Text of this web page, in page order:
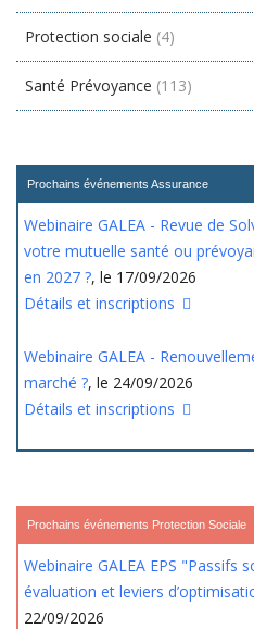
Protection sociale (4)
Santé Prévoyance (113)
Prochains événements Assurance
Webinaire GALEA - Revue de
votre mutuelle santé ou
en 2027 ?, le 17/09/2026
Détails et inscriptions
Webinaire GALEA -
marché ?, le 24/09/2026
Détails et inscriptions
Prochains événements Protection Sociale
Webinaire GALEA EPS "Passifs
évaluation et leviers
22/09/2026